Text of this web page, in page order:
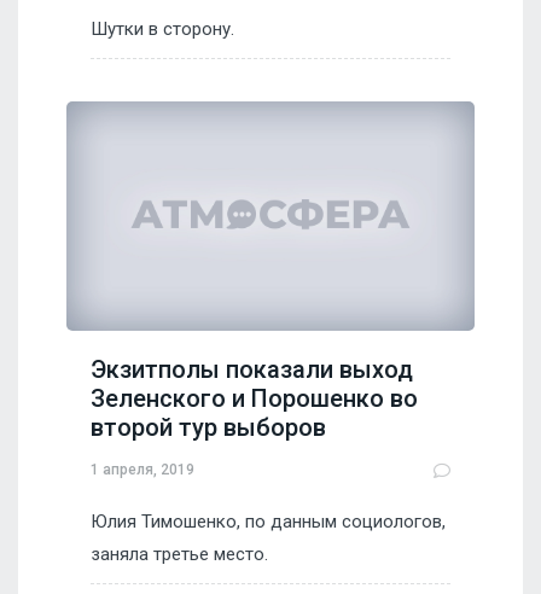
Шутки в сторону.
Экзитполы показали выход
Зеленского и Порошенко во
второй тур выборов
1 апреля, 2019
Юлия Тимошенко, по данным социологов,
заняла третье место.